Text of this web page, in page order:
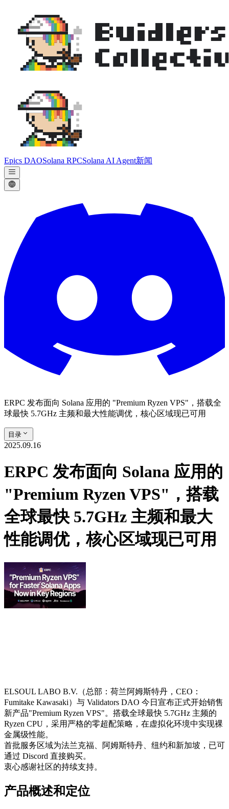
Epics DAOSolana RPCSolana AI Agent新闻
ERPC 发布面向 Solana 应用的 "Premium Ryzen VPS"，搭载全
球最快 5.7GHz 主频和最大性能调优，核心区域现已可用
目录
2025.09.16
ERPC 发布面向 Solana 应用的
"Premium Ryzen VPS"，搭载
全球最快 5.7GHz 主频和最大
性能调优，核心区域现已可用
ELSOUL LABO B.V.（总部：荷兰阿姆斯特丹，CEO：
Fumitake Kawasaki）与 Validators DAO 今日宣布正式开始销售
新产品"Premium Ryzen VPS"。搭载全球最快 5.7GHz 主频的
Ryzen CPU，采用严格的零超配策略，在虚拟化环境中实现裸
金属级性能。
首批服务区域为法兰克福、阿姆斯特丹、纽约和新加坡，已可
通过 Discord 直接购买。
衷心感谢社区的持续支持。
产品概述和定位